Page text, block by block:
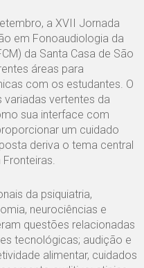
a XVII Jornada
em Fonoaudiologia da
da Santa Casa de São
áreas para
com os estudantes. O
vertentes da
sua interface com
um cuidado
deriva o tema central
da psiquiatria,
neurociências e
questões relacionadas
tecnológicas; audição e
alimentar, cuidados